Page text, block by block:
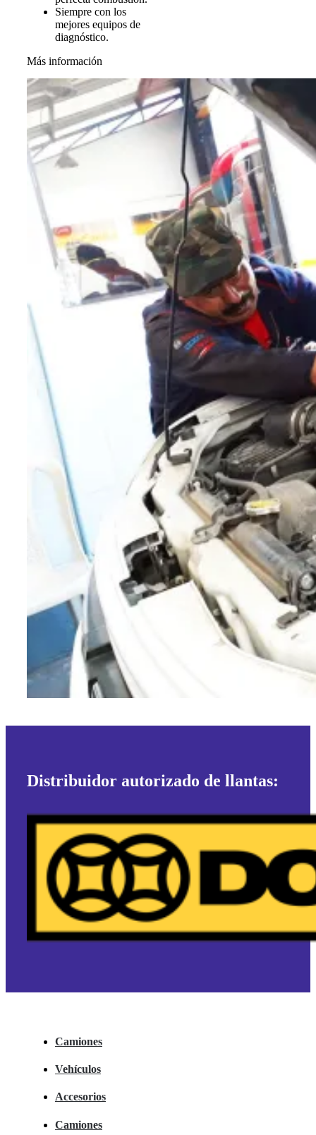
Siempre con los
mejores equipos de
diagnóstico.
Más información
Distribuidor autorizado de llantas:
Camiones
Vehículos
Accesorios
Camiones